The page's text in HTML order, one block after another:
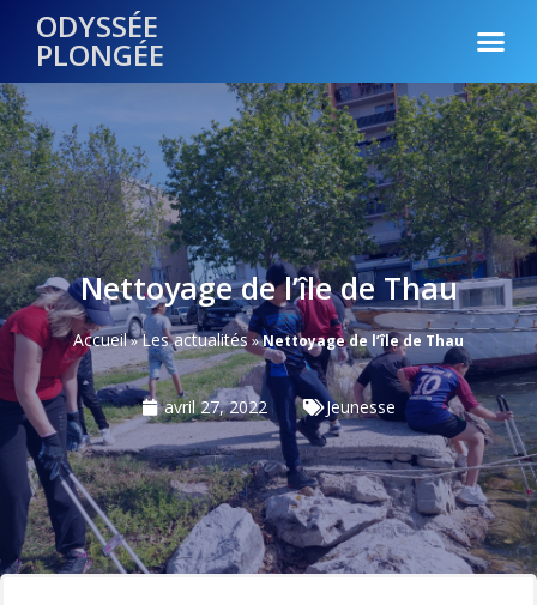
ODYSSÉE
PLONGÉE
Nettoyage de l’île de Thau
Accueil»Les actualités»Nettoyage de l’île de Thau
avril 27, 2022 Jeunesse